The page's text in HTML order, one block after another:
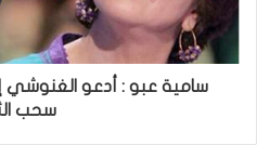
سامية عبو : أدعو الغنوشي
سحب